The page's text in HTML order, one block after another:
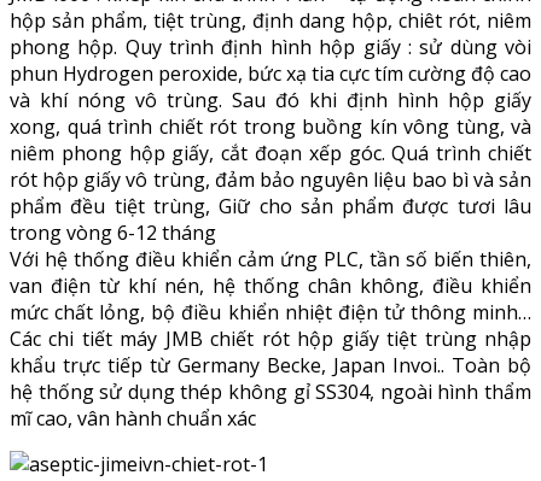
hộp sản phẩm, tiệt trùng, định dang hộp, chiêt rót, niêm
phong hộp. Quy trình định hình hộp giấy : sử dùng vòi
phun Hydrogen peroxide, bức xạ tia cực tím cường độ cao
và khí nóng vô trùng. Sau đó khi định hình hộp giấy
xong, quá trình chiết rót trong buồng kín vông tùng, và
niêm phong hộp giấy, cắt đoạn xếp góc. Quá trình chiết
rót hộp giấy vô trùng, đảm bảo nguyên liệu bao bì và sản
phẩm đều tiệt trùng, Giữ cho sản phẩm được tươi lâu
trong vòng 6-12 tháng
Với hệ thống điều khiển cảm ứng PLC, tần số biến thiên,
van điện từ khí nén, hệ thống chân không, điều khiển
mức chất lỏng, bộ điều khiển nhiệt điện tử thông minh…
Các chi tiết máy JMB chiết rót hộp giấy tiệt trùng nhập
khẩu trực tiếp từ Germany Becke, Japan Invoi.. Toàn bộ
hệ thống sử dụng thép không gỉ SS304, ngoài hình thẩm
mĩ cao, vân hành chuẩn xác